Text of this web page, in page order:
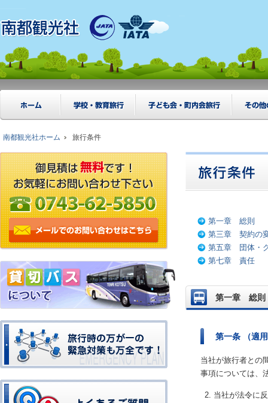
南都観光社ホーム 旅行条件
第一章 総則
第三章 契約の
第五章 団体・
第七章 責任
第一章 総則
第一条 （適
当社が旅行者との
事項については、
当社が法令に
ホーム 学校・教育旅行 子ども会・町内会旅行 その他